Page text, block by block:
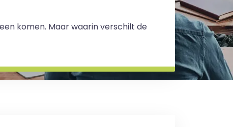
komen. Maar waarin verschilt de